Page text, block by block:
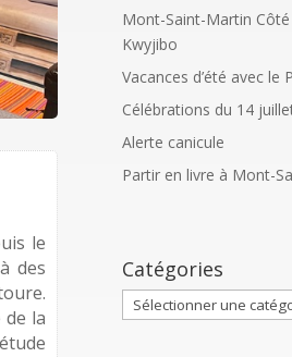
le
des
de la
Mont-Saint-Martin Côté
Kwyjibo
Vacances d’été avec le
Célébrations du 14
Alerte canicule
Partir en livre à Mont-
Catégories
Catégories